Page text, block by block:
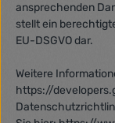
ansprechenden
stellt ein
EU-DSGVO dar.
Weitere
https://